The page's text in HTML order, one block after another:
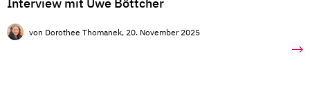
von Dorothee Thomanek, 20. November 2025